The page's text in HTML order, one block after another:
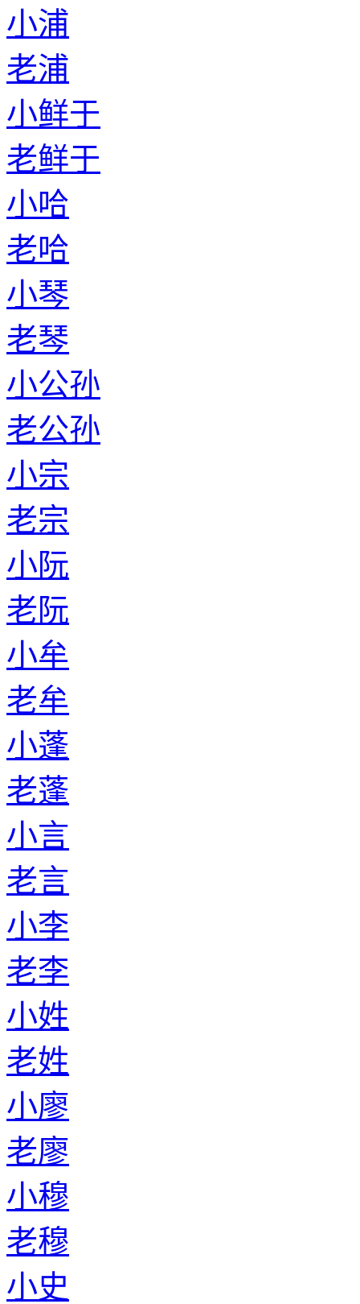
小浦
老浦
小鲜于
老鲜于
小哈
老哈
小琴
老琴
小公孙
老公孙
小宗
老宗
小阮
老阮
小牟
老牟
小蓬
老蓬
小言
老言
小李
老李
小姓
老姓
小廖
老廖
小穆
老穆
小史